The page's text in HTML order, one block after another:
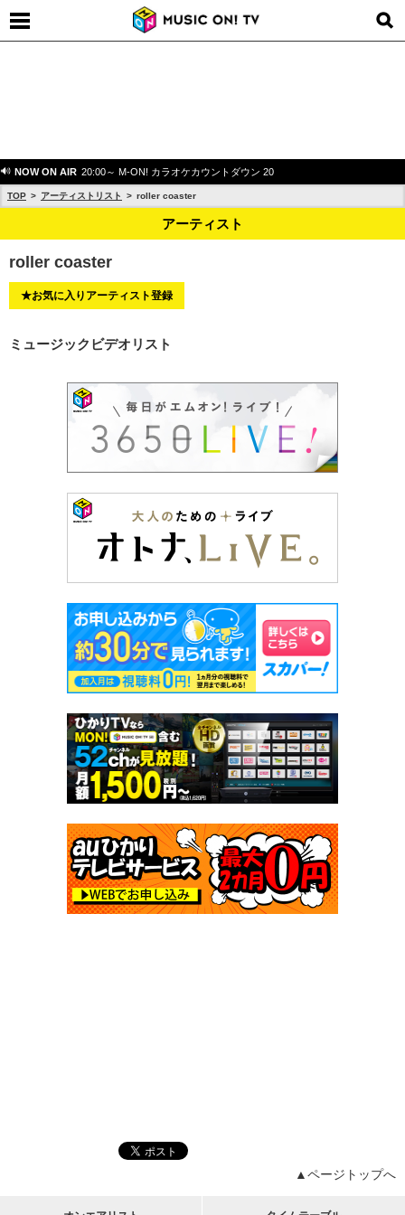
NOW ON AIR 20:00～ M-ON! カラオケカウントダウン 20
TOP アーティストリスト roller coaster
アーティスト
roller coaster
★お気に入りアーティスト登録
ミュージックビデオリスト
▲ページトップへ